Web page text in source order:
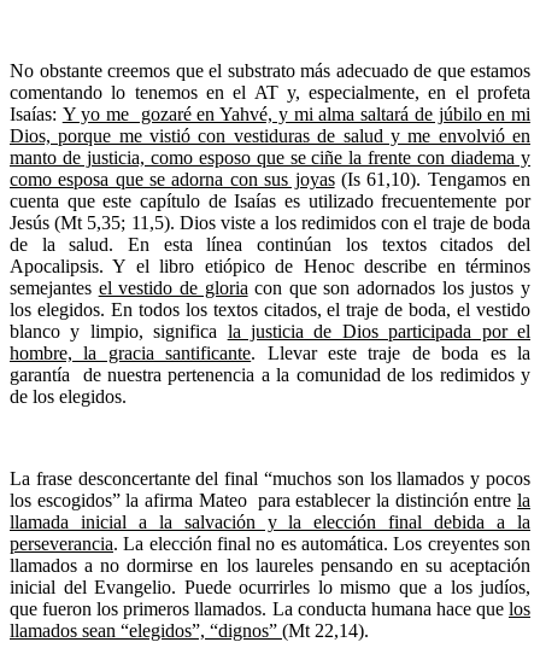
No obstante creemos que el substrato más adecuado de que estamos
comentando lo tenemos en el AT y, especialmente, en el profeta
Isaías: Y yo me gozaré en Yahvé, y mi alma saltará de júbilo en mi
Dios, porque me vistió con vestiduras de salud y me envolvió en
manto de justicia, como esposo que se ciñe la frente con diadema y
como esposa que se adorna con sus joyas(Is 61,10). Tengamos en
cuenta que este capítulo de Isaías es utilizado frecuentemente por
Jesús (Mt 5,35; 11,5). Dios viste a los redimidos con el traje de boda
de la salud. En esta línea continúan los textos citados del
Apocalipsis. Y el libro etiópico de Henoc describe en términos
semejantes el vestido de gloria con que son adornados los justos y
los elegidos. En todos los textos citados, el traje de boda, el vestido
blanco y limpio, significa la justicia de Dios participada por el
hombre, la gracia santificante. Llevar este traje de boda es la
garantía de nuestra pertenencia a la comunidad de los redimidos y
de los elegidos.
La frase desconcertante del final “muchos son los llamados y pocos
los escogidos” la afirma Mateo para establecer la distinción entre la
llamada inicial a la salvación y la elección final debida a la
perseverancia. La elección final no es automática. Los creyentes son
llamados a no dormirse en los laureles pensando en su aceptación
inicial del Evangelio. Puede ocurrirles lo mismo que a los judíos,
que fueron los primeros llamados. La conducta humana hace que los
llamados sean “elegidos”, “dignos” (Mt 22,14).